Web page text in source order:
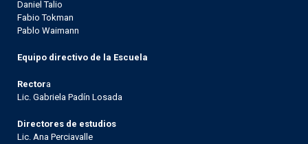
Daniel Talio
Fabio Tokman
Pablo Waimann
Equipo directivo de la Escuela
Rectora
Lic. Gabriela Padín Losada
Directores de estudios
Lic. Ana Perciavalle